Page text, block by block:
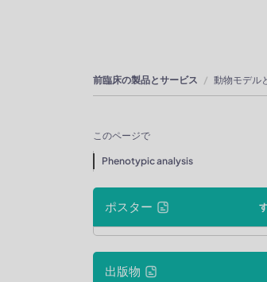
前臨床の製品とサービス 動物モデル
このページで
Phenotypic analysis
ポスター
出版物